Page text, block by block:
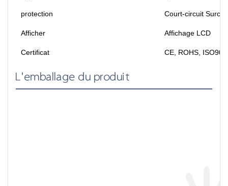
protection Court-circuit
Afficher Affichage LCD
Certificat CE, ROHS,
L'emballage du produit